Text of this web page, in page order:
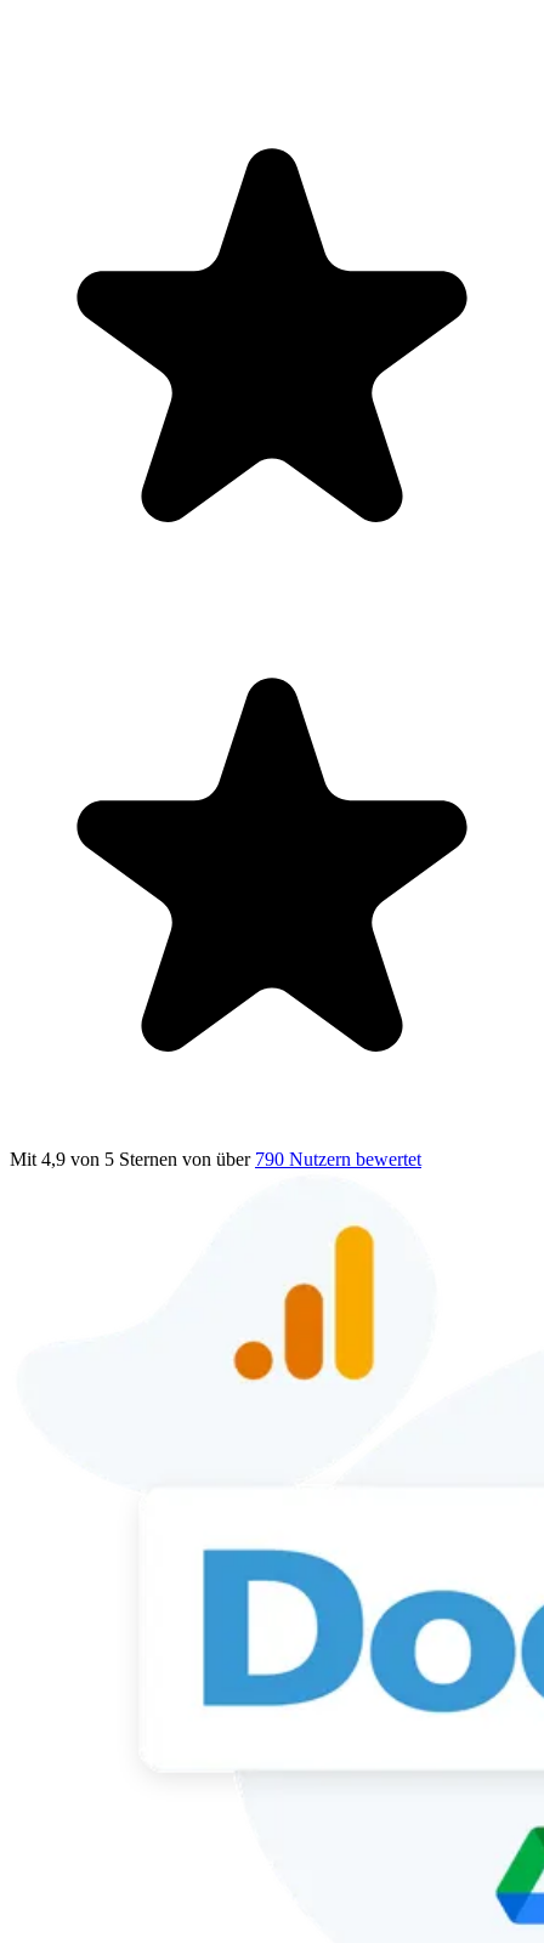
Mit 4,9 von 5 Sternen von über 790 Nutzern bewertet